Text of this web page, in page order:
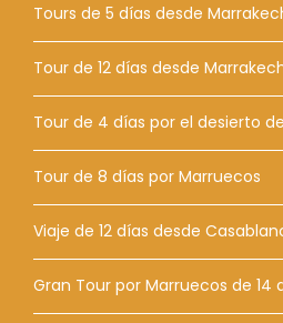
Tours de 5 días desde
Tour de 12 días desde
Tour de 4 días por el desierto
Tour de 8 días por Marruecos
Viaje de 12 días desde
Gran Tour por Marruecos de 14